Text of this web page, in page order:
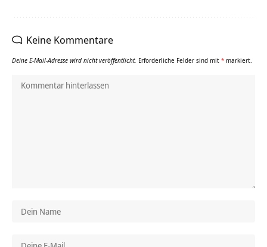
Keine Kommentare
Deine E-Mail-Adresse wird nicht veröffentlicht. Erforderliche Felder sind mit * markiert.